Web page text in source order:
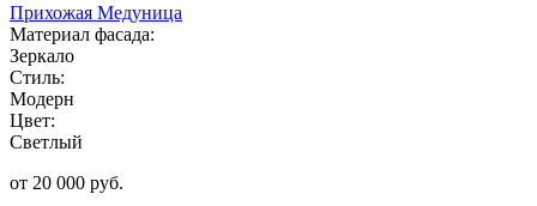
Прихожая Медуница
Материал фасада:
Зеркало
Стиль:
Модерн
Цвет:
Светлый
от 20 000 руб.